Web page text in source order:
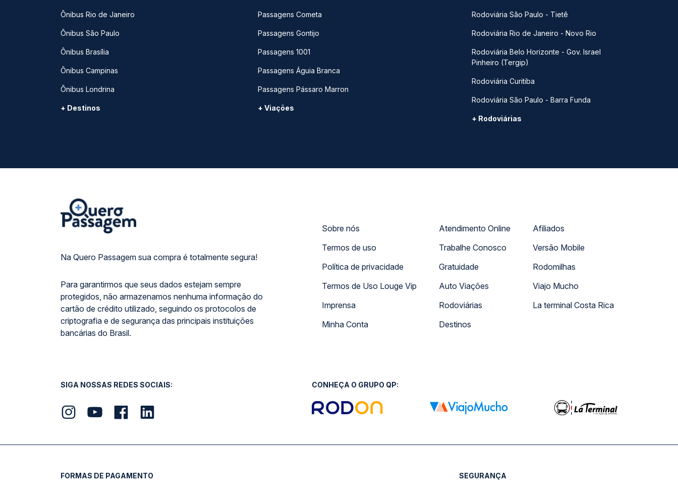
Ônibus Rio de Janeiro
Ônibus São Paulo
Ônibus Brasília
Ônibus Campinas
Ônibus Londrina
+ Destinos
Passagens Cometa
Passagens Gontijo
Passagens 1001
Passagens Águia Branca
Passagens Pássaro Marron
+ Viações
Rodoviária São Paulo - Tietê
Rodoviária Rio de Janeiro - Novo Rio
Rodoviária Belo Horizonte - Gov. Israel
Pinheiro (Tergip)
Rodoviária Curitiba
Rodoviária São Paulo - Barra Funda
+ Rodoviárias
Na Quero Passagem sua compra é totalmente segura!
Para garantirmos que seus dados estejam sempre
protegidos, não armazenamos nenhuma informação do
cartão de crédito utilizado, seguindo os protocolos de
criptografia e de segurança das principais instituições
bancárias do Brasil.
Sobre nós
Termos de uso
Política de privacidade
Termos de Uso Louge Vip
Imprensa
Minha Conta
Atendimento Online
Trabalhe Conosco
Gratuidade
Auto Viações
Rodoviárias
Destinos
Afiliados
Versão Mobile
Rodomilhas
Viajo Mucho
La terminal Costa Rica
SIGA NOSSAS REDES SOCIAIS: CONHEÇA O GRUPO QP:
FORMAS DE PAGAMENTO SEGURANÇA